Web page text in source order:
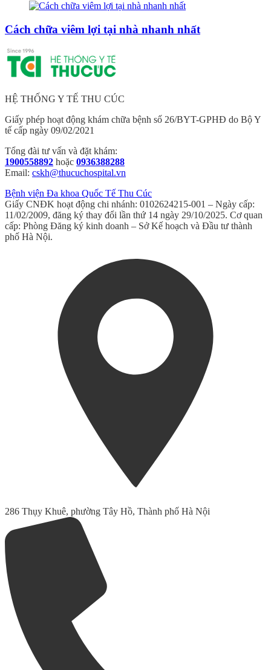
Cách chữa viêm lợi tại nhà nhanh nhất
HỆ THỐNG Y TẾ THU CÚC
Giấy phép hoạt động khám chữa bệnh số 26/BYT-GPHĐ do Bộ Y
tế cấp ngày 09/02/2021
Tổng đài tư vấn và đặt khám:
1900558892 hoặc 0936388288
Email: cskh@thucuchospital.vn
Bệnh viện Đa khoa Quốc Tế Thu Cúc
Giấy CNĐK hoạt động chi nhánh: 0102624215-001 – Ngày cấp:
11/02/2009, đăng ký thay đổi lần thứ 14 ngày 29/10/2025. Cơ quan
cấp: Phòng Đăng ký kinh doanh – Sở Kế hoạch và Đầu tư thành
phố Hà Nội.
286 Thụy Khuê, phường Tây Hồ, Thành phố Hà Nội